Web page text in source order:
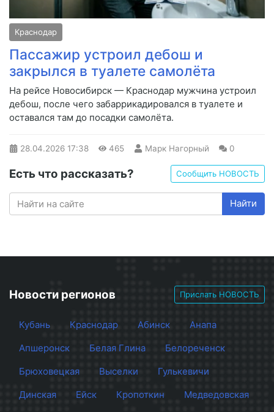
Краснодар
Пассажир устроил дебош и
закрылся в туалете самолёта
На рейсе Новосибирск — Краснодар мужчина устроил
дебош, после чего забаррикадировался в туалете и
оставался там до посадки самолёта.
28.04.2026 17:38 465 Марк Нагорный 0
Есть что рассказать? Сообщить НОВОСТЬ
Найти
Новости регионов Прислать НОВОСТЬ
Кубань Краснодар Абинск
Анапа
Апшеронск
Белая Глина
Белореченск
Брюховецкая
Выселки
Гулькевичи
Динская
Ейск Кропоткин
Медведовская